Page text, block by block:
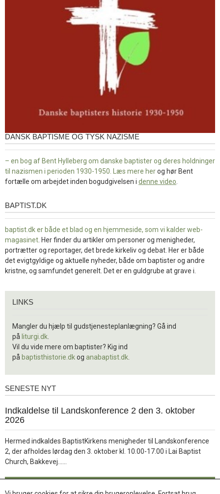
DANSK BAPTISME OG TYSK NAZISME
– en bog af Bent Hylleberg om danske baptister og deres holdninger
til nazismen i perioden 1930-1950. Læs mere herog hør Bent
fortælle om arbejdet inden bogudgivelsen i denne video
baptist.dk
BAPTIST.DK
baptist.dk er både et blad og en hjemmeside, som vi kalder web-
magasinet . Her finder du artikler om personer og menigheder,
portrætter og reportager, det brede kirkeliv og debat. Her er både
det evigtgyldige og aktuelle nyheder, både om baptister og andre
kristne, og samfundet generelt. Det er en guldgrube at grave i.
LINKS
Mangler du hjælp til gudstjenesteplanlægning? Gå ind
på liturgi.dk
Vil du vide mere om baptister? Kig ind
på baptisthistorie.dkog anabaptist.dk
Seneste
SENESTE NYT
1.
jul.
Indkaldelse til Landskonference 2 den 3. oktober
2026
Hermed indkaldes BaptistKirkens menigheder til Landskonference
2, der afholdes lørdag den 3. oktober kl. 10.00-17.00 i Lai Baptist
Church, Bakkevej……
Læs mere